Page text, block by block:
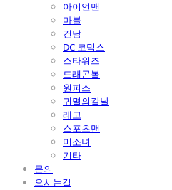
아이언맨
마블
건담
DC 코믹스
스타워즈
드래곤볼
원피스
귀멸의칼날
레고
스포츠맨
미소녀
기타
문의
오시는길